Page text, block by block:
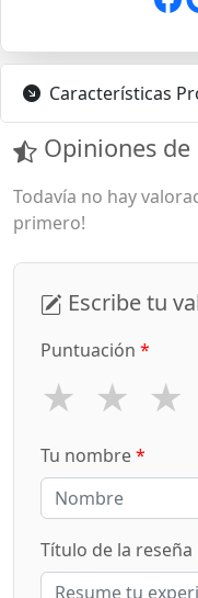
Características
Opiniones de
Todavía no hay
primero!
Escribe tu
Puntuación *
★ ★ ★
Tu nombre*
Título de la reseña